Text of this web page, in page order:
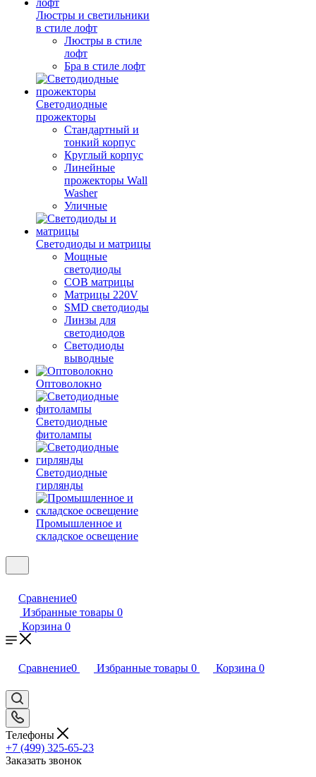
Люстры и светильники
в стиле лофт
Люстры в стиле
лофт
Бра в стиле лофт
Светодиодные
прожекторы
Стандартный и
тонкий корпус
Круглый корпус
Линейные
прожекторы Wall
Washer
Уличные
Светодиоды и матрицы
Мощные
светодиоды
COB матрицы
Матрицы 220V
SMD светодиоды
Линзы для
светодиодов
Светодиоды
выводные
Оптоволокно
Светодиодные
фитолампы
Светодиодные
гирлянды
Промышленное и
складское освещение
Сравнение0
Избранные товары 0
Корзина 0
Сравнение0 Избранные товары 0 Корзина 0
Телефоны
+7 (499) 325-65-23
Заказать звонок